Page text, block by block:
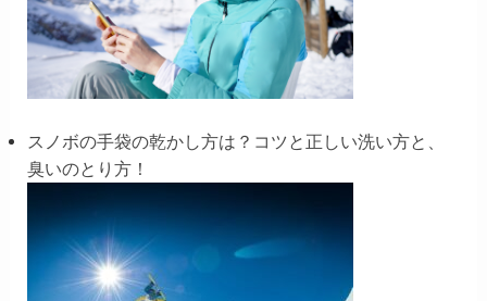
スノボの手袋の乾かし方は？コツと正しい洗い方と、
臭いのとり方！